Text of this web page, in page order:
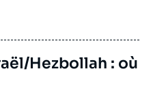
Hezbollah : où